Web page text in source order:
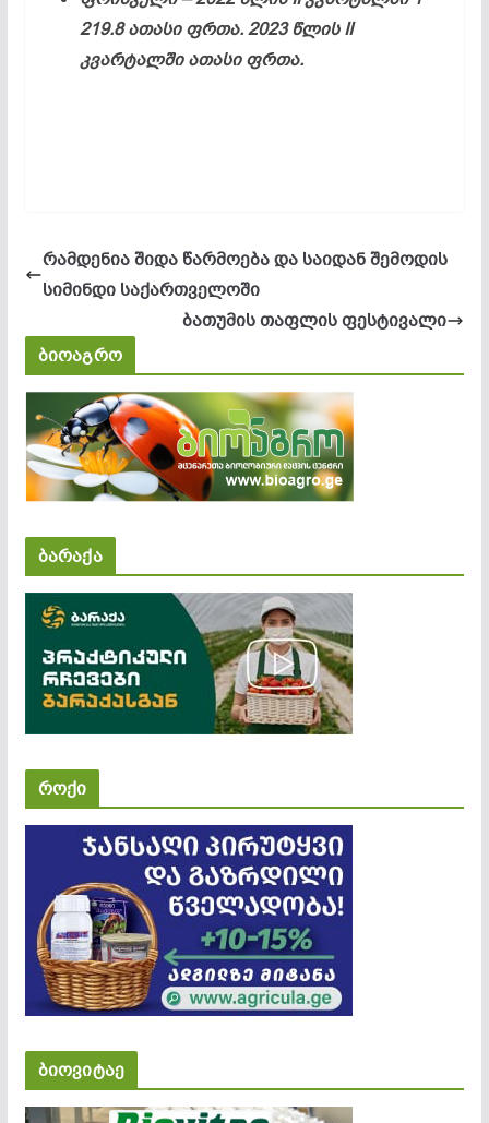
219.8 ათასი ფრთა. 2023 წლის II
კვარტალში ათასი ფრთა.
რამდენია შიდა წარმოება და საიდან შემოდის
სიმინდი საქართველოში
ბათუმის თაფლის ფესტივალი
ბიოაგრო
ბარაქა
როქი
ბიოვიტაე